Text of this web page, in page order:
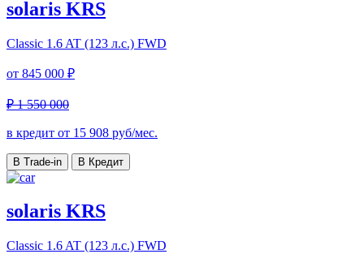
solaris KRS
Classic 1.6 AT (123 л.с.) FWD
от 845 000 ₽
₽ 1 550 000
в кредит от 15 908 руб/мес.
В Trade-in В Кредит
solaris KRS
Classic 1.6 AT (123 л.с.) FWD